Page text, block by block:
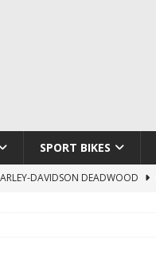
SPORT BIKES
DAVIDSON DEADWOOD